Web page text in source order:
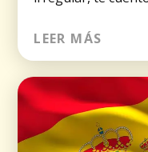
LEER MÁS